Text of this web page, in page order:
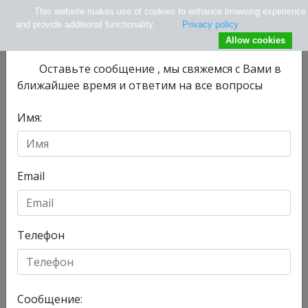
info@tlv.hospital
Главная
Не нашли нужной информации ?
Оставьте сообщениe , мы свяжемся с Вами в
ближайшее время и ответим на все вопросы
Имя:
Email
Телефон
Сообщение:
This website makes use of cookies to enhance browsing experience
and provide additional functionality.
Privacy policy
Allow cookies